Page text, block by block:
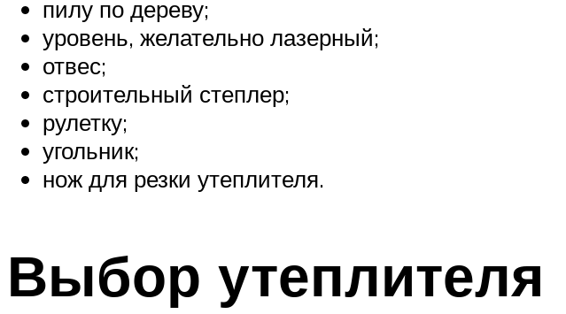
пилу по дереву;
уровень, желательно лазерный;
отвес;
строительный степлер;
рулетку;
угольник;
нож для резки утеплителя.
Выбор утеплителя